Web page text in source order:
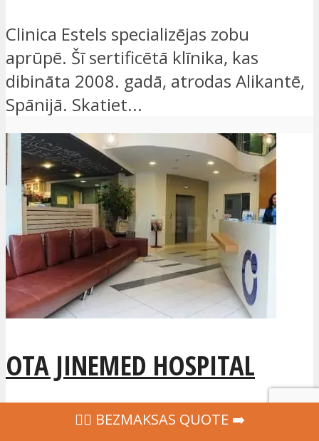
Clinica Estels specializējas zobu
aprūpē. Šī sertificētā klīnika, kas
dibināta 2008. gadā, atrodas Alikantē,
Spānijā. Skatiet...
OTA JINEMED HOSPITAL
Ota & Jinemed slimnīca specializējas
‍👩‍⚕ BEZMAKSAS QUOTE ➡️